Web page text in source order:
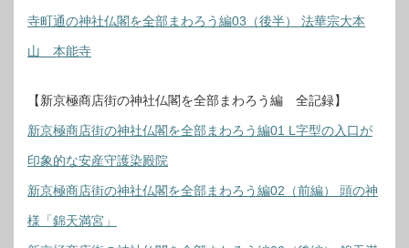
寺町通の神社仏閣を全部まわろう編03（後半） 法華宗大本
山 本能寺
【新京極商店街の神社仏閣を全部まわろう編 全記録】
新京極商店街の神社仏閣を全部まわろう編01 L字型の入口が
印象的な安産守護染殿院
新京極商店街の神社仏閣を全部まわろう編02（前編） 頭の神
様「錦天満宮」